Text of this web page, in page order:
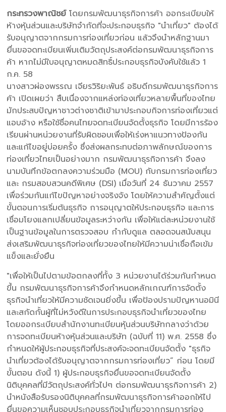
กระทรวงพาณิชย์โดยกรมพัฒนาธุรกิจการค้า ออกระเบียบให้
ห้างหุ้นส่วนและบริษัทจำกัดที่จะประกอบธุรกิจ "นำเที่ยว" ต้องได้
รับอนุญาตจากกรมการท่องเที่ยวก่อน แล้วจึงนำหลักฐานมา
ยื่นขอจดทะเบียนเพิ่มเติมวัตถุประสงค์ต่อกรมพัฒนาธุรกิจการ
ค้า หากไม่มีใบอนุญาตหมดสิทธิ์ประกอบธุรกิจบังคับใช้แล้ว 1
ก.ค. 58
นางสาวผ่องพรรณ เจียรวิริยะพันธ์ อธิบดีกรมพัฒนาธุรกิจการ
ค้า เปิดเผยว่า สืบเนื่องจากแหล่งท่องเที่ยวหลายพื้นที่ของไทย
มักประสบปัญหาชาวต่างชาติเข้ามาประกอบกิจการท่องเที่ยวแต่
แอบอ้าง หรือใช้ชื่อคนไทยจดทะเบียนจัดตั้งธุรกิจ โดยมีการร้อง
เรียนผ่านหน่วยงานที่รับผิดชอบเพื่อให้เร่งหาแนวทางป้องกัน
และแก้ไขอยู่บ่อยครั้ง ซึ่งส่งผลกระทบต่อภาพลักษณ์ของการ
ท่องเที่ยวไทยเป็นอย่างมาก กรมพัฒนาธุรกิจการค้า จึงลง
นามบันทึกข้อตกลงความร่วมมือ (MOU) กับกรมการท่องเที่ยว
และ กรมสอบสวนคดีพิเศษ (DSI) เมื่อวันที่ 24 ธันวาคม 2557
เพื่อร่วมกันแก้ไขปัญหาอย่างจริงจัง โดยให้ความสำคัญตั้งแต่
ขั้นตอนการเริ่มต้นธุรกิจ การอนุญาตให้ประกอบธุรกิจ และการ
เชื่อมโยงแลกเปลี่ยนข้อมูลระหว่างกัน เพื่อให้แต่ละหน่วยงานใช้
เป็นฐานข้อมูลในการตรวจสอบ กำกับดูแล ตลอดจนสนับสนุน
ส่งเสริมพัฒนาธุรกิจท่องเที่ยวของไทยให้มีความน่าเชื่อถือเข้ม
แข็งและยั่งยืน
"เพื่อให้เป็นไปตามข้อตกลงที่ทั้ง 3 หน่วยงานได้ร่วมกันกำหนด
ขึ้น กรมพัฒนาธุรกิจการค้าจึงกำหนดหลักเกณฑ์การจัดตั้ง
ธุรกิจนำเที่ยวให้มีความชัดเจนยิ่งขึ้น เพื่อป้องปรามปัญหานอมินี
และสกัดกั้นผู้ที่ไม่หวังดีในการประกอบธุรกิจนำเที่ยวของไทย
โดยออกระเบียบสำนักงานทะเบียนหุ้นส่วนบริษัทกลางว่าด้วย
การจดทะเบียนห้างหุ้นส่วนและบริษัท (ฉบับที่ 11) พ.ศ. 2558 ซึ่ง
กำหนดให้ผู้ประกอบธุรกิจที่ประสงค์จะจดทะเบียนจัดตั้ง "ธุรกิจ
นำเที่ยวต้องได้รับอนุญาตจากกรมการท่องเที่ยว” ก่อน โดยมี
ขั้นตอน ดังนี้ 1) ผู้ประกอบธุรกิจยื่นขอจดทะเบียนจัดตั้ง
นิติบุคคลที่มีวัตถุประสงค์ทั่วไปๆ ต่อกรมพัฒนาธุรกิจการค้า 2)
นำหนังสือรับรองนิติบุคคลที่กรมพัฒนาธุรกิจการค้าออกให้ไป
ยื่นขอความเห็นชอบประกอบธุรกิจนำเที่ยวจากกรมการท่อง